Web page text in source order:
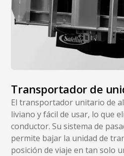
Transportador de
El transportador unitario de
liviano y fácil de usar, lo que
conductor. Su sistema de
permite bajar la unidad de
posición de viaje en tan solo